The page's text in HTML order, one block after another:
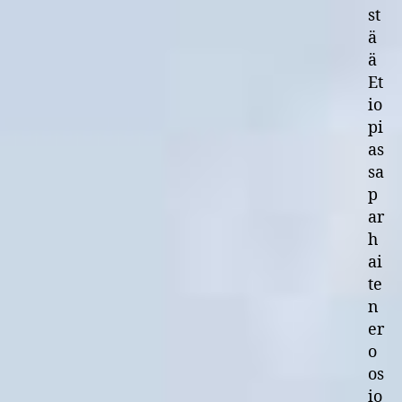
st
ä
ä
Et
io
pi
as
sa
p
ar
h
ai
te
n
er
o
os
io